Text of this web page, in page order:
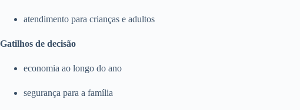
atendimento para crianças e adultos
Gatilhos de decisão
economia ao longo do ano
segurança para a família